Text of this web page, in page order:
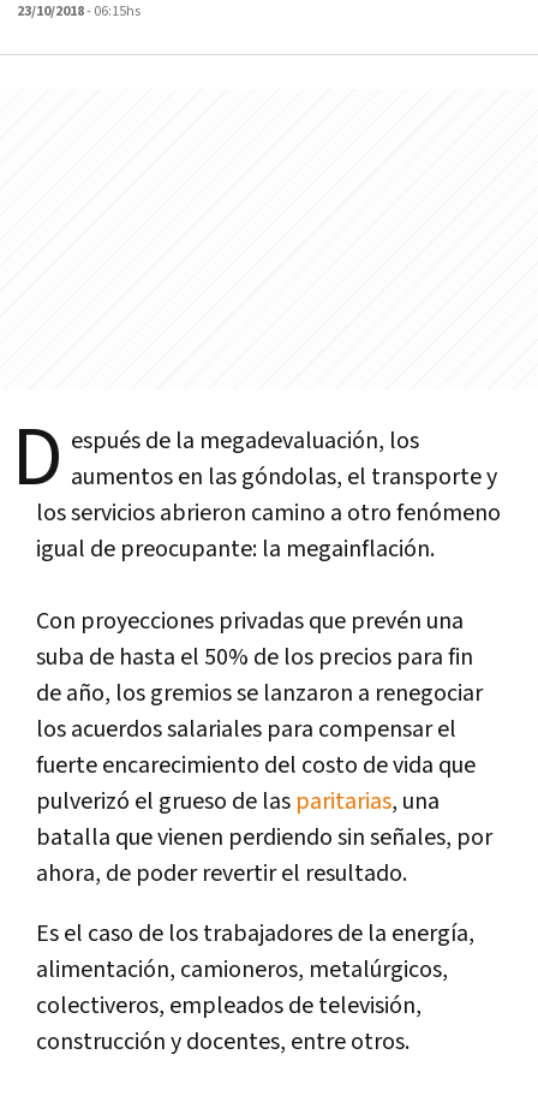
23/10/2018- 06:15hs
D espués de la megadevaluación, los
aumentos en las góndolas, el transporte y
los servicios abrieron camino a otro fenómeno
igual de preocupante: la megainflación.
Con proyecciones privadas que prevén una
suba de hasta el 50% de los precios para fin
de año, los gremios se lanzaron a renegociar
los acuerdos salariales para compensar el
fuerte encarecimiento del costo de vida que
pulverizó el grueso de las paritarias, una
batalla que vienen perdiendo sin señales, por
ahora, de poder revertir el resultado.
Es el caso de los trabajadores de la energía,
alimentación, camioneros, metalúrgicos,
colectiveros, empleados de televisión,
construcción y docentes, entre otros.